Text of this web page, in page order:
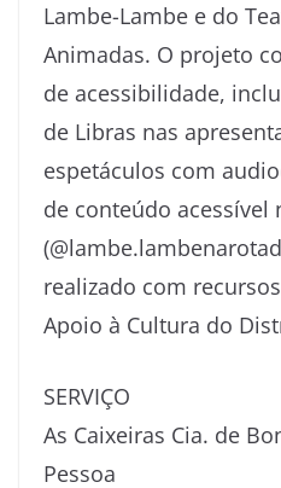
Lambe-Lambe e do
Animadas. O projeto
de acessibilidade,
de Libras nas
espetáculos com
de conteúdo acessível
realizado com
Apoio à Cultura do
SERVIÇO
As Caixeiras Cia. de
Pessoa